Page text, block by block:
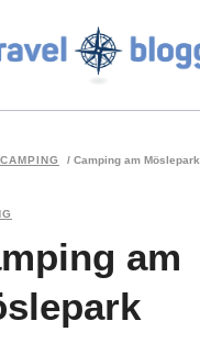
CAMPING / Camping am Möslepark
am